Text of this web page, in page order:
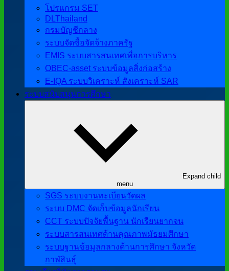
โปรแกรม SET
DLThailand
กรมบัญชีกลาง
ระบบจัดซื้อจัดจ้างภาครัฐ
EMIS ระบบสารสนเทศเพื่อการบริหาร
OBEC-asset ระบบข้อมูลสิ่งก่อสร้าง
E-IQA ระบบวิเคราะห์ สังเคราะห์ SAR
ระบบสนับสนุนการศึกษา
Expand child
menu
SGS ระบบงานทะเบียนวัดผล
ระบบ DMC จัดเก็บข้อมูลนักเรียน
CCT ระบบปัจจัยพื้นฐาน นักเรียนยากจน
ระบบสารสนเทศด้านคุณภาพมัธยมศึกษา
ระบบฐานข้อมูลกลางด้านการศึกษา จังหวัด
กาฬสินธุ์